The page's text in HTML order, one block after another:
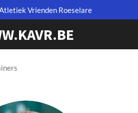
Vrienden Roeselare